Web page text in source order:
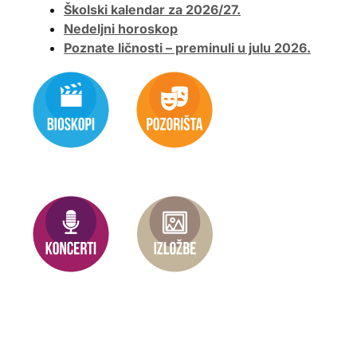
Školski kalendar za 2026/27.
Nedeljni horoskop
Poznate ličnosti – preminuli u julu 2026.